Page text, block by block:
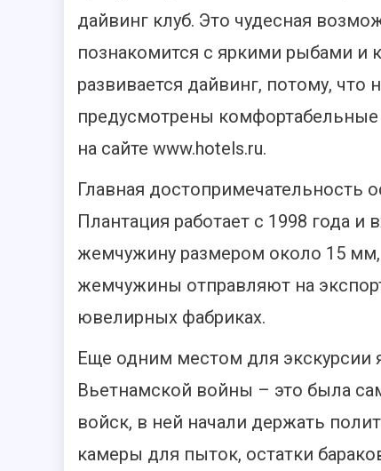
дайвинг клуб. Это чудесная
познакомится с яркими рыбами
развивается дайвинг, потому, что
предусмотрены
на сайте www.hotels.ru.
Главная достопримечательность
Плантация работает с 1998 года
жемчужину размером около 15 мм,
жемчужины отправляют на
ювелирных фабриках.
Еще одним местом для экскурсии
Вьетнамской войны – это была
войск, в ней начали держать
камеры для пыток, остатки